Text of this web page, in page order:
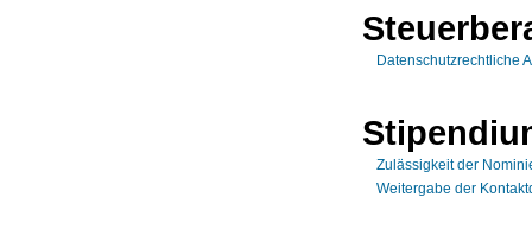
Datenschutzrechtliche
Zulässigkeit der
Weitergabe der